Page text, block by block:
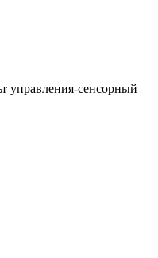
управления-сенсорный